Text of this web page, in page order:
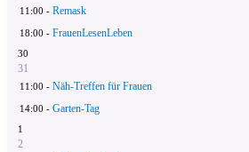
11:00 - Remask
18:00 - FrauenLesenLeben
30
31
11:00 - Näh-Treffen für Frauen
14:00 - Garten-Tag
1
2